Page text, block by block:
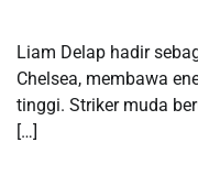
Liam Delap hadir
Chelsea, membawa
tinggi. Striker muda
[…]